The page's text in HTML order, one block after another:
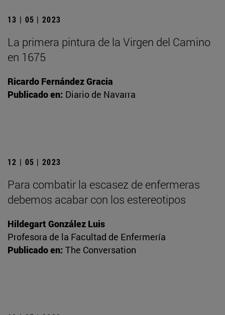
13 | 05 | 2023
La primera pintura de la Virgen del Camino
en 1675
Ricardo Fernández Gracia
Publicado en: Diario de Navarra
12 | 05 | 2023
Para combatir la escasez de enfermeras
debemos acabar con los estereotipos
Hildegart González Luis
Profesora de la Facultad de Enfermería
Publicado en: The Conversation